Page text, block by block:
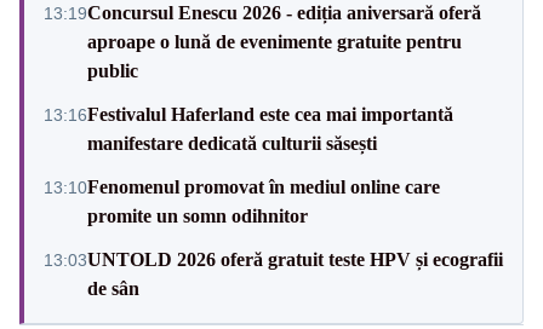
13:19Concursul Enescu 2026 - ediția aniversară oferă
aproape o lună de evenimente gratuite pentru
public
13:16Festivalul Haferland este cea mai importantă
manifestare dedicată culturii săsești
13:10Fenomenul promovat în mediul online care
promite un somn odihnitor
13:03UNTOLD 2026 oferă gratuit teste HPV și ecografii
de sân